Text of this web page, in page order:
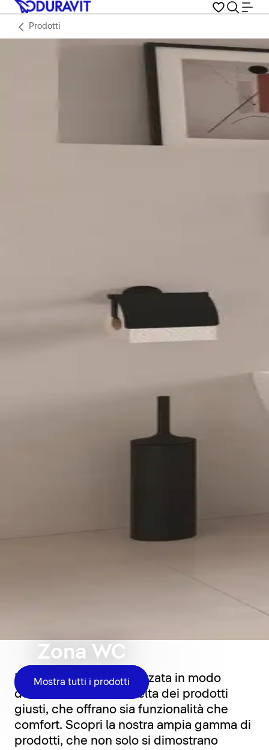
Prodotti
Zona WC
Mostra tutti i prodotti
La zona WC è caratterizzata in modo
determinante dalla scelta dei prodotti
giusti, che offrano sia funzionalità che
comfort. Scopri la nostra ampia gamma di
prodotti, che non solo si dimostrano